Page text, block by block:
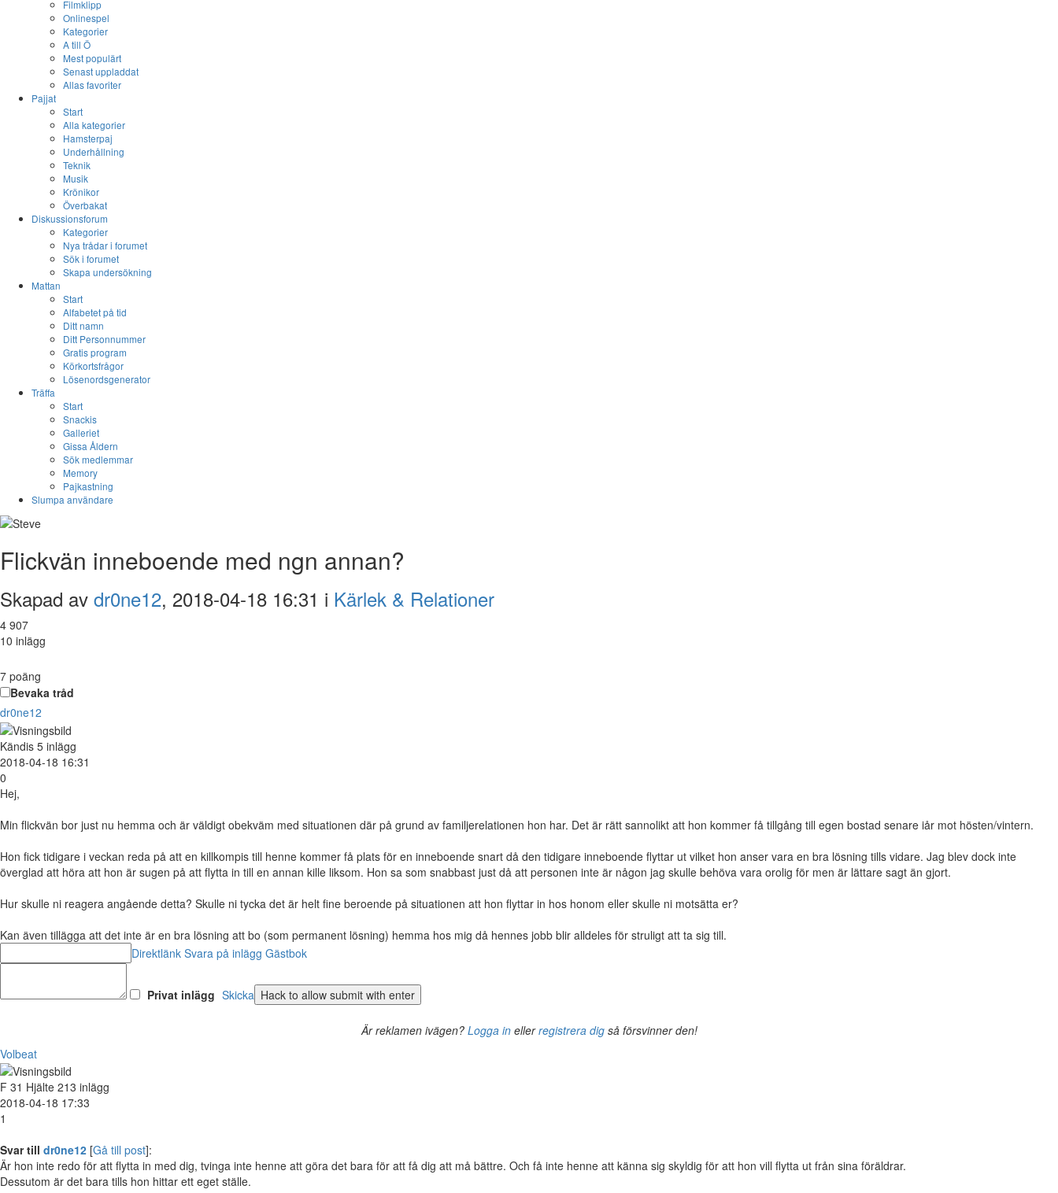
Filmklipp
Onlinespel
Kategorier
A till Ö
Mest populärt
Senast uppladdat
Allas favoriter
Pajjat
Start
Alla kategorier
Hamsterpaj
Underhållning
Teknik
Musik
Krönikor
Överbakat
Diskussionsforum
Kategorier
Nya trådar i forumet
Sök i forumet
Skapa undersökning
Mattan
Start
Alfabetet på tid
Ditt namn
Ditt Personnummer
Gratis program
Körkortsfrågor
Lösenordsgenerator
Träffa
Start
Snackis
Galleriet
Gissa Åldern
Sök medlemmar
Memory
Pajkastning
Slumpa användare
Flickvän inneboende med ngn annan?
Skapad av dr0ne12, 2018-04-18 16:31 i Kärlek & Relationer
4 907
10 inlägg
7 poäng
Bevaka tråd
dr0ne12
Kändis 5 inlägg
2018-04-18 16:31
0
Hej,
Min flickvän bor just nu hemma och är väldigt obekväm med situationen där på grund av familjerelationen hon har. Det är rätt sannolikt att hon kommer få tillgång till egen bostad senare iår mot hösten/vintern.
Hon fick tidigare i veckan reda på att en killkompis till henne kommer få plats för en inneboende snart då den tidigare inneboende flyttar ut vilket hon anser vara en bra lösning tills vidare. Jag blev dock inte
överglad att höra att hon är sugen på att flytta in till en annan kille liksom. Hon sa som snabbast just då att personen inte är någon jag skulle behöva vara orolig för men är lättare sagt än gjort.
Hur skulle ni reagera angående detta? Skulle ni tycka det är helt fine beroende på situationen att hon flyttar in hos honom eller skulle ni motsätta er?
Kan även tillägga att det inte är en bra lösning att bo (som permanent lösning) hemma hos mig då hennes jobb blir alldeles för struligt att ta sig till.
Direktlänk Svara på inlägg Gästbok
Privat inlägg Skicka
Är reklamen ivägen? Logga inellerregistrera digså försvinner den!
Volbeat
F 31 Hjälte 213 inlägg
2018-04-18 17:33
1
Svar till dr0ne12 [Gå till post]:
Är hon inte redo för att flytta in med dig, tvinga inte henne att göra det bara för att få dig att må bättre. Och få inte henne att känna sig skyldig för att hon vill flytta ut från sina föräldrar.
Dessutom är det bara tills hon hittar ett eget ställe.